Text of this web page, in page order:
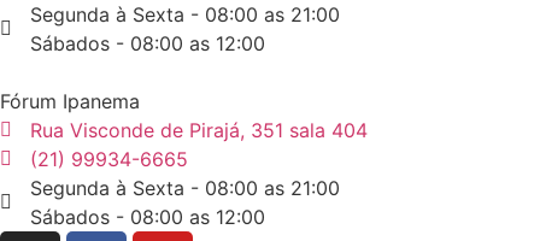
Segunda à Sexta - 08:00 as 21:00
Sábados - 08:00 as 12:00
Fórum Ipanema
Rua Visconde de Pirajá, 351 sala 404
(21) 99934-6665
Segunda à Sexta - 08:00 as 21:00
Sábados - 08:00 as 12:00